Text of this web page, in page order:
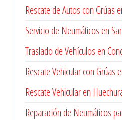
Rescate de Autos con Grúas
Servicio de Neumáticos en
Traslado de Vehículos en
Rescate Vehicular con Grúas
Rescate Vehicular en
Reparación de Neumáticos